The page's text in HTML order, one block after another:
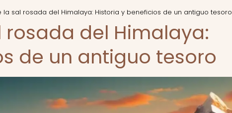
la sal rosada del Himalaya: Historia y beneficios de un antiguo tesoro
rosada del Himalaya:
de un antiguo tesoro